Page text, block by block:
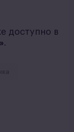
доступно в
.